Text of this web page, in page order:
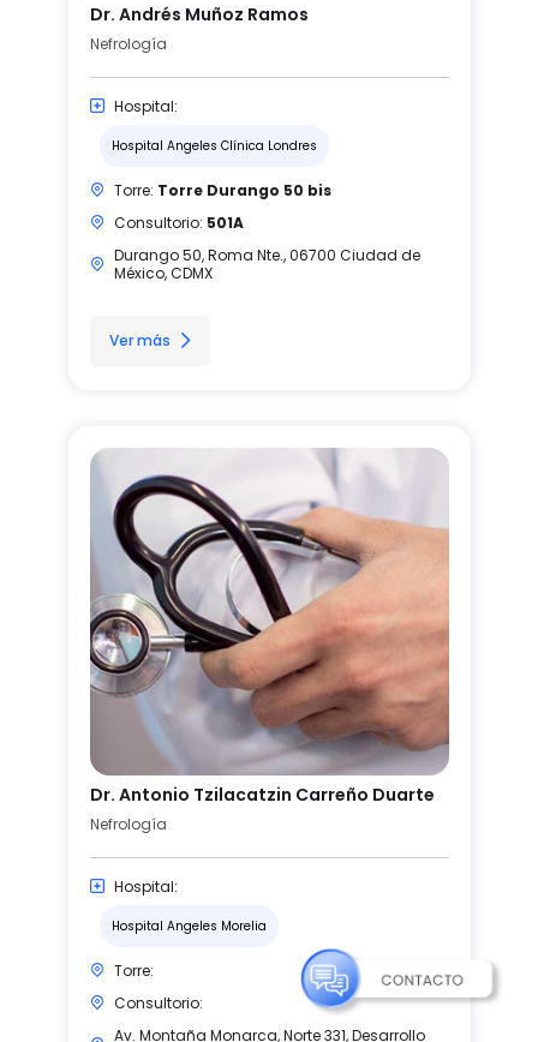
Dr. Andrés Muñoz Ramos
Nefrología
Hospital:
Hospital Angeles Clínica Londres
Torre: Torre Durango 50 bis
Consultorio: 501A
Durango 50, Roma Nte., 06700 Ciudad de
México, CDMX
Ver más
Dr. Antonio Tzilacatzin Carreño Duarte
Nefrología
Hospital:
Hospital Angeles Morelia
Torre:
Consultorio:
Av. Montaña Monarca, Norte 331, Desarrollo